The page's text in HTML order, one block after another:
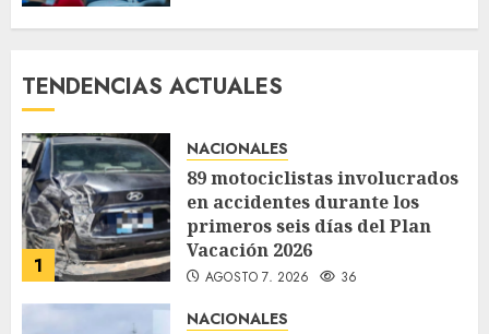
TENDENCIAS ACTUALES
1
NACIONALES
89 motociclistas involucrados
en accidentes durante los
primeros seis días del Plan
Vacación 2026
AGOSTO 7, 2026 36
NACIONALES